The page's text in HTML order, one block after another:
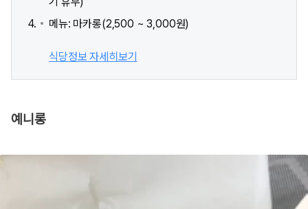
메뉴: 마카롱(2,500 ~ 3,000원)
식당정보 자세히보기
예니롱